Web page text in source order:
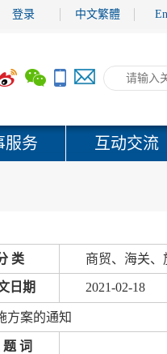
登录 中文繁體
服务 互动交流
类 商贸、海关、
日期 2021-02-18
方案的通知
题 词